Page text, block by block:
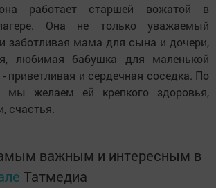
работает старшей вожатой в
Она не только уважаемый
заботливая мама для сына и дочери,
любимая бабушка для маленькой
приветливая и сердечная соседка. По
мы желаем ей крепкого здоровья,
счастья.
важным и интересным в
Татмедиа